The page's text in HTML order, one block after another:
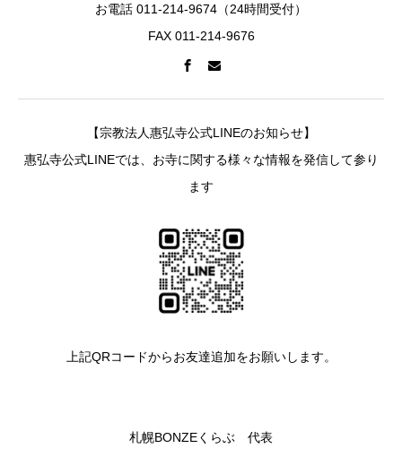
お電話 011-214-9674（24時間受付）
FAX 011-214-9676
【宗教法人惠弘寺公式LINEのお知らせ】
惠弘寺公式LINEでは、お寺に関する様々な情報を発信して参り
ます
上記QRコードからお友達追加をお願いします。
札幌BONZEくらぶ 代表